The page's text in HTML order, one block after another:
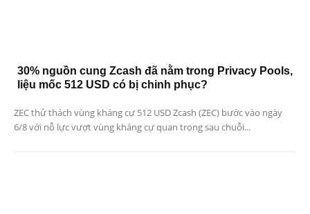
30% nguồn cung Zcash đã nằm trong Privacy Pools,
liệu mốc 512 USD có bị chinh phục?
ZEC thử thách vùng kháng cự 512 USD Zcash (ZEC) bước vào ngày
6/8 với nỗ lực vượt vùng kháng cự quan trọng sau chuỗi...